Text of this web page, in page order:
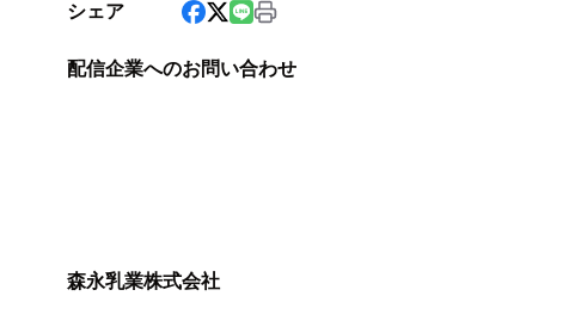
シェア
配信企業へのお問い合わせ
森永乳業株式会社